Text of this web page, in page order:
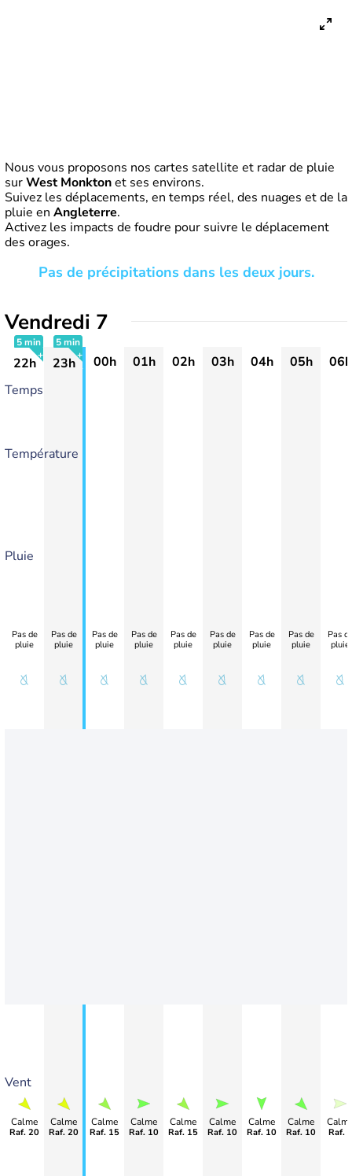
Nous vous proposons nos cartes satellite et radar de pluie
surWest Monktonet ses environs.
Suivez les déplacements, en temps réel, des nuages et de la
pluie en Angleterre.
Activez les impacts de foudre pour suivre le déplacement
des orages.
Pas de précipitations dans les deux jours.
Vendredi 7
5 min
22h
5 min
+
23h 00h 01h 02h 03h 04h 05h
06h
Temps
Température
Pluie
Vent
Pas de
pluie
Calme
Raf. 20
Pas de
pluie
Calme
Raf. 20
Pas de
pluie
Calme
Raf. 15
Pas de
pluie
Calme
Raf. 10
Pas de
pluie
Calme
Raf. 15
Pas de
pluie
Calme
Raf. 10
Pas de
pluie
Calme
Raf. 10
Pas de
pluie
Calme
Raf. 10
Pas
pluie
Raf. 5